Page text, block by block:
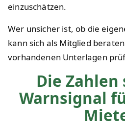
einzuschätzen.
Wer unsicher ist, ob die
kann sich als Mitglied
vorhandenen Unterlagen
Die Zahlen
Warnsignal